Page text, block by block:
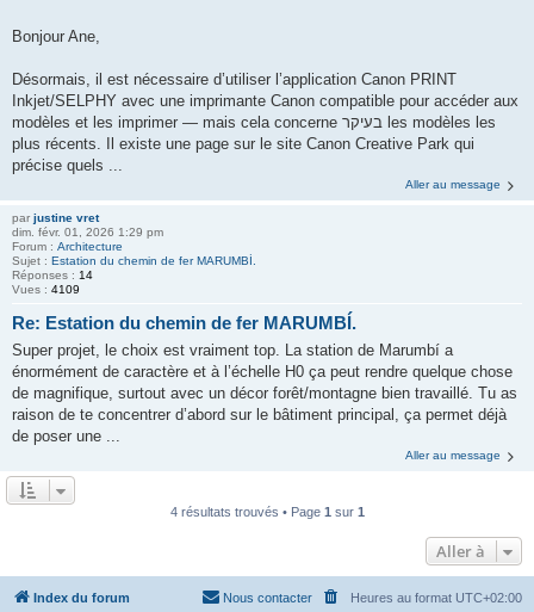
Bonjour Ane,
Désormais, il est nécessaire d’utiliser l’application Canon PRINT
Inkjet/SELPHY avec une imprimante Canon compatible pour accéder aux
modèles et les imprimer — mais cela concerne בעיקר les modèles les
plus récents. Il existe une page sur le site Canon Creative Park qui
précise quels ...
Aller au message
par justine vret
dim. févr. 01, 2026 1:29 pm
Forum : Architecture
Sujet : Estation du chemin de fer MARUMBÍ.
Réponses : 14
Vues : 4109
Re: Estation du chemin de fer MARUMBÍ.
Super projet, le choix est vraiment top. La station de Marumbí a
énormément de caractère et à l’échelle H0 ça peut rendre quelque chose
de magnifique, surtout avec un décor forêt/montagne bien travaillé. Tu as
raison de te concentrer d’abord sur le bâtiment principal, ça permet déjà
de poser une ...
Aller au message
4 résultats trouvés • Page 1 sur 1
Aller à
Index du forum Heures au format UTC+02:00
Nous contacter